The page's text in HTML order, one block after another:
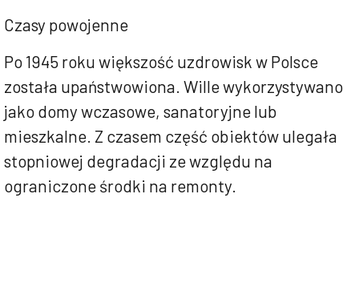
Czasy powojenne
Po 1945 roku większość uzdrowisk w Polsce
została upaństwowiona. Wille wykorzystywano
jako domy wczasowe, sanatoryjne lub
mieszkalne. Z czasem część obiektów ulegała
stopniowej degradacji ze względu na
ograniczone środki na remonty.